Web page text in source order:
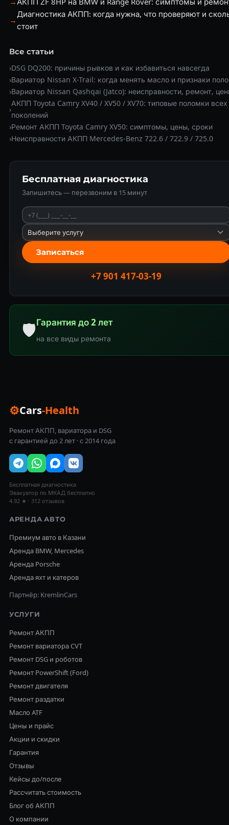
→
Диагностика АКПП: когда нужна, что проверяют и
стоит
Все статьи
›DSG DQ200: причины рывков и как избавиться навсегда
›Вариатор Nissan X-Trail: когда менять масло и признаки
›Вариатор Nissan Qashqai (Jatco): неисправности, ремонт,
›
АКПП Toyota Camry XV40 / XV50 / XV70: типовые поломки всех
поколений
›Ремонт АКПП Toyota Camry XV50: симптомы, цены, сроки
›Неисправности АКПП Mercedes-Benz 722.6 / 722.9 / 725.0
Бесплатная диагностика
Запишитесь — перезвоним в 15 минут
Записаться
+7 901 417-03-19
🛡Гарантия до 2 лет
на все виды ремонта
⚙Cars-Health
Ремонт АКПП, вариатора и DSG
с гарантией до 2 лет · с 2014 года
Бесплатная диагностика
Эвакуатор по МКАД бесплатно
4.92 ★ · 312 отзывов
АРЕНДА АВТО
Премиум авто в Казани
Аренда BMW, Mercedes
Аренда Porsche
Аренда яхт и катеров
Партнёр: KremlinCars
УСЛУГИ
Ремонт АКПП
Ремонт вариатора CVT
Ремонт DSG и роботов
Ремонт PowerShift (Ford)
Ремонт двигателя
Ремонт раздатки
Масло ATF
Цены и прайс
Акции и скидки
Гарантия
Отзывы
Кейсы до/после
Рассчитать стоимость
Блог об АКПП
О компании